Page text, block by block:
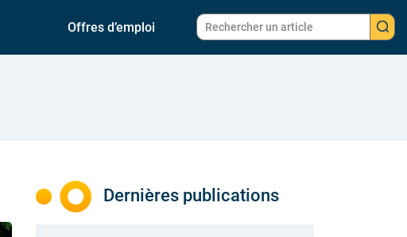
Offres d’emploi
Dernières publications